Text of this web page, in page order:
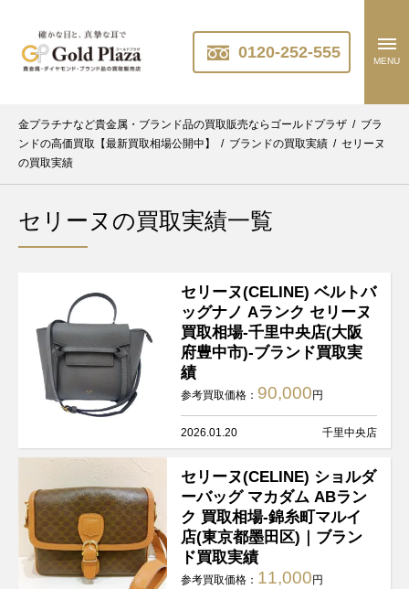
0120-252-555 MENU
金プラチナなど貴金属・ブランド品の買取販売ならゴールドプラザ / ブラ
ンドの高価買取【最新買取相場公開中】
/ ブランドの買取実績 / セリーヌ
の買取実績
セリーヌの買取実績一覧
セリーヌ(CELINE) ベルトバ
ッグナノ Aランク セリーヌ
買取相場-千里中央店(大阪
府豊中市)-ブランド買取実
績
参考買取価格： 90,000 円
2026.01.20 千里中央店
セリーヌ(CELINE) ショルダ
ーバッグ マカダム ABラン
ク 買取相場-錦糸町マルイ
店(東京都墨田区)｜ブラン
ド買取実績
参考買取価格： 11,000 円